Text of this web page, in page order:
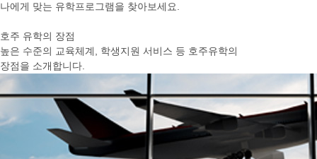
나에게 맞는 유학프로그램을 찾아보세요.
호주 유학의 장점
높은 수준의 교육체계, 학생지원 서비스 등 호주유학의
장점을 소개합니다.